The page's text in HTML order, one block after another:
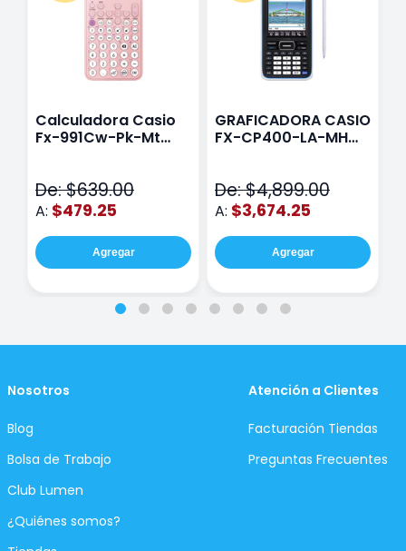
Calculadora Casio
Fx-991Cw-Pk-Mt
De: $639.00
A: $479.25
Agregar
GRAFICADORA CASIO
FX-CP400-LA-MH
De: $4,899.00
A: $3,674.25
Agregar
Nosotros
Blog
Bolsa de Trabajo
Club Lumen
¿Quiénes somos?
Atención a Clientes
Facturación Tiendas
Preguntas Frecuentes